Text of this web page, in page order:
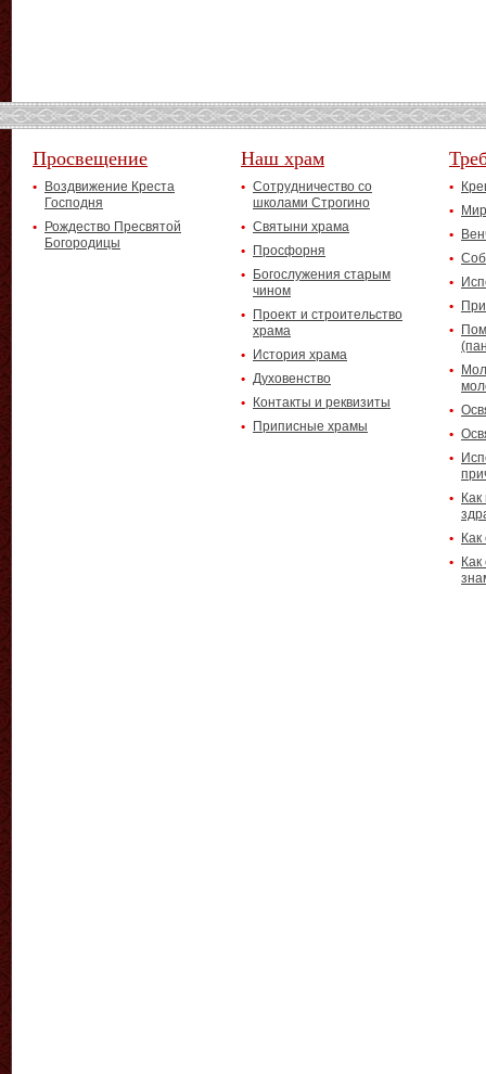
Просвещение
Воздвижение Креста
Господня
Рождество Пресвятой
Богородицы
Наш храм
Сотрудничество со
школами Строгино
Святыни храма
Просфорня
Богослужения старым
чином
Проект и строительство
храма
История храма
Духовенство
Контакты и реквизиты
Приписные храмы
Как